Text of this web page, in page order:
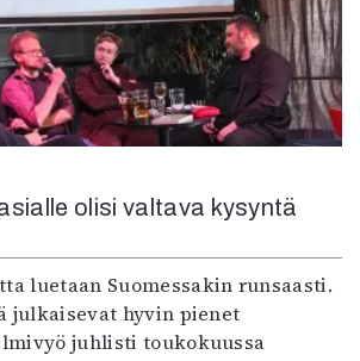
olisi valtava kysyntä
luetaan Suomessakin runsaasti.
julkaisevat hyvin pienet
juhlisti toukokuussa